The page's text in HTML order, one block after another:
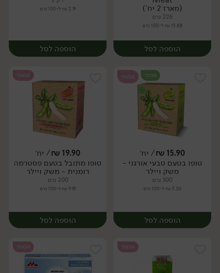
(מארז 2 יח')
226 גרם
15.88 ₪ ל-100 גרם
הוספה לסל
יח׳
2.79 ₪ ל-100 גרם
הוספה לסל
יח׳
אורגני טבעוני
15.90
₪/ יח׳
טופו בטעם טבעי אורגני -
משק ויילר
300 גרם
5.30 ₪ ל-100 גרם
הוספה לסל
טבעוני
19.90
₪/ יח׳
טופו מתובל בטעם פסטרמה
רומנית - משק ויילר
200 גרם
9.95 ₪ ל-100 גרם
הוספה לסל
טבעוני טבעוני